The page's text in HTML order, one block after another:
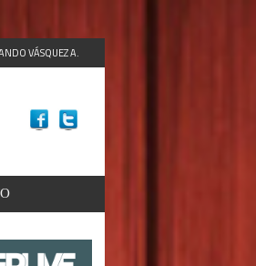
VÁSQUEZ A.